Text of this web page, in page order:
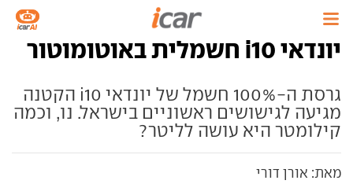
יונדאי i10 חשמלית באוטומוטור
גרסת ה-100% חשמל של יונדאי i10 הקטנה
מגיעה לגישושים ראשוניים בישראל. נו, וכמה
קילומטר היא עושה לליטר?
מאת: אורן דורי